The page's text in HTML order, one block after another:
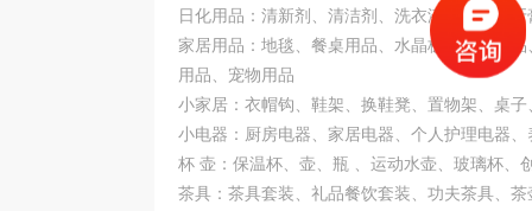
日化用品：清新剂、清洁剂、洗衣液、牙刷、
家居用品：地毯、餐桌用品、水晶板、床上用
用品、宠物用品
小家居：衣帽钩、鞋架、换鞋凳、置物架、桌
小电器：厨房电器、家居电器、个人护理电器
杯 壶：保温杯、壶、瓶 、运动水壶、玻璃杯、
茶具：茶具套装、礼品餐饮套装、功夫茶具、